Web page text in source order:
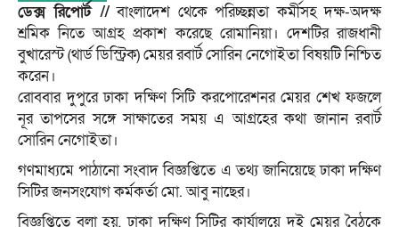
ডেক্স রিপোর্ট //বাংলাদেশ থেকে পরিচ্ছন্নতা কর্মীসহ দক্ষ-অদক্ষ
শ্রমিক নিতে আগ্রহ প্রকাশ করেছে রোমানিয়া। দেশটির রাজধানী
বুখারেস্ট (থার্ড ডিস্ট্রিক) মেয়র রবার্ট সোরিন নেগোইতা বিষয়টি নিশ্চিত
করেন।
রোববার দুপুরে ঢাকা দক্ষিণ সিটি করপোরেশনর মেয়র শেখ ফজলে
নূর তাপসের সঙ্গে সাক্ষাতের সময় এ আগ্রহের কথা জানান রবার্ট
সোরিন নেগোইতা।
গণমাধ্যমে পাঠানো সংবাদ বিজ্ঞপ্তিতে এ তথ্য জানিয়েছে ঢাকা দক্ষিণ
সিটির জনসংযোগ কর্মকর্তা মো. আবু নাছের।
বিজ্ঞপ্তিতে বলা হয়, ঢাকা দক্ষিণ সিটির কার্যালয়ে দুই মেয়র বৈঠকে